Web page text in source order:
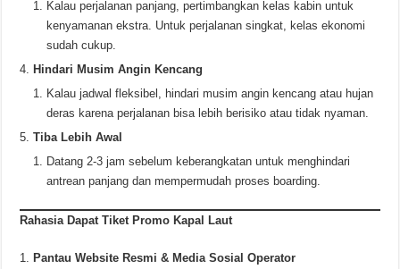
Kalau perjalanan panjang, pertimbangkan kelas kabin untuk
kenyamanan ekstra. Untuk perjalanan singkat, kelas ekonomi
sudah cukup.
Hindari Musim Angin Kencang
Kalau jadwal fleksibel, hindari musim angin kencang atau hujan
deras karena perjalanan bisa lebih berisiko atau tidak nyaman.
Tiba Lebih Awal
Datang 2-3 jam sebelum keberangkatan untuk menghindari
antrean panjang dan mempermudah proses boarding.
Rahasia Dapat Tiket Promo Kapal Laut
Pantau Website Resmi & Media Sosial Operator